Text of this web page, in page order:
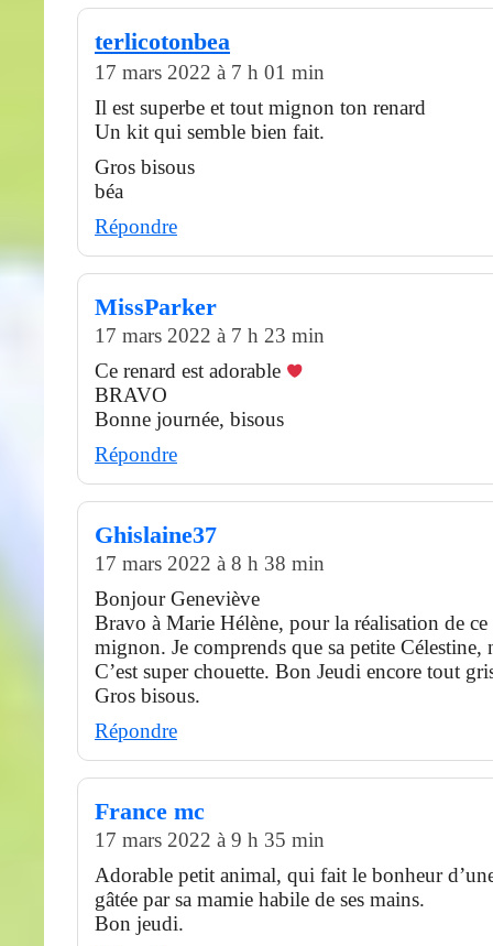
terlicotonbea
17 mars 2022 à 7 h 01 min
Il est superbe et tout mignon ton renard
Un kit qui semble bien fait.
Gros bisous
béa
Répondre
MissParker
17 mars 2022 à 7 h 23 min
Ce renard est adorable
BRAVO
Bonne journée, bisous
Répondre
Ghislaine37
17 mars 2022 à 8 h 38 min
Bonjour Geneviève
Bravo à Marie Hélène, pour la réalisation de
mignon. Je comprends que sa petite Célestine,
C’est super chouette. Bon Jeudi encore tout
Gros bisous.
Répondre
France mc
17 mars 2022 à 9 h 35 min
Adorable petit animal, qui fait le bonheur
gâtée par sa mamie habile de ses mains.
Bon jeudi.